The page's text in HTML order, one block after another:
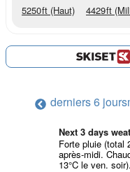
5250ft (Haut) 4429ft
derniers 6 jours
Next 3 days
Forte pluie (total
après-midi.
13°C le ven.